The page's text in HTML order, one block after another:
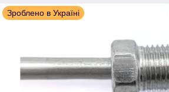
Зроблено в Україні